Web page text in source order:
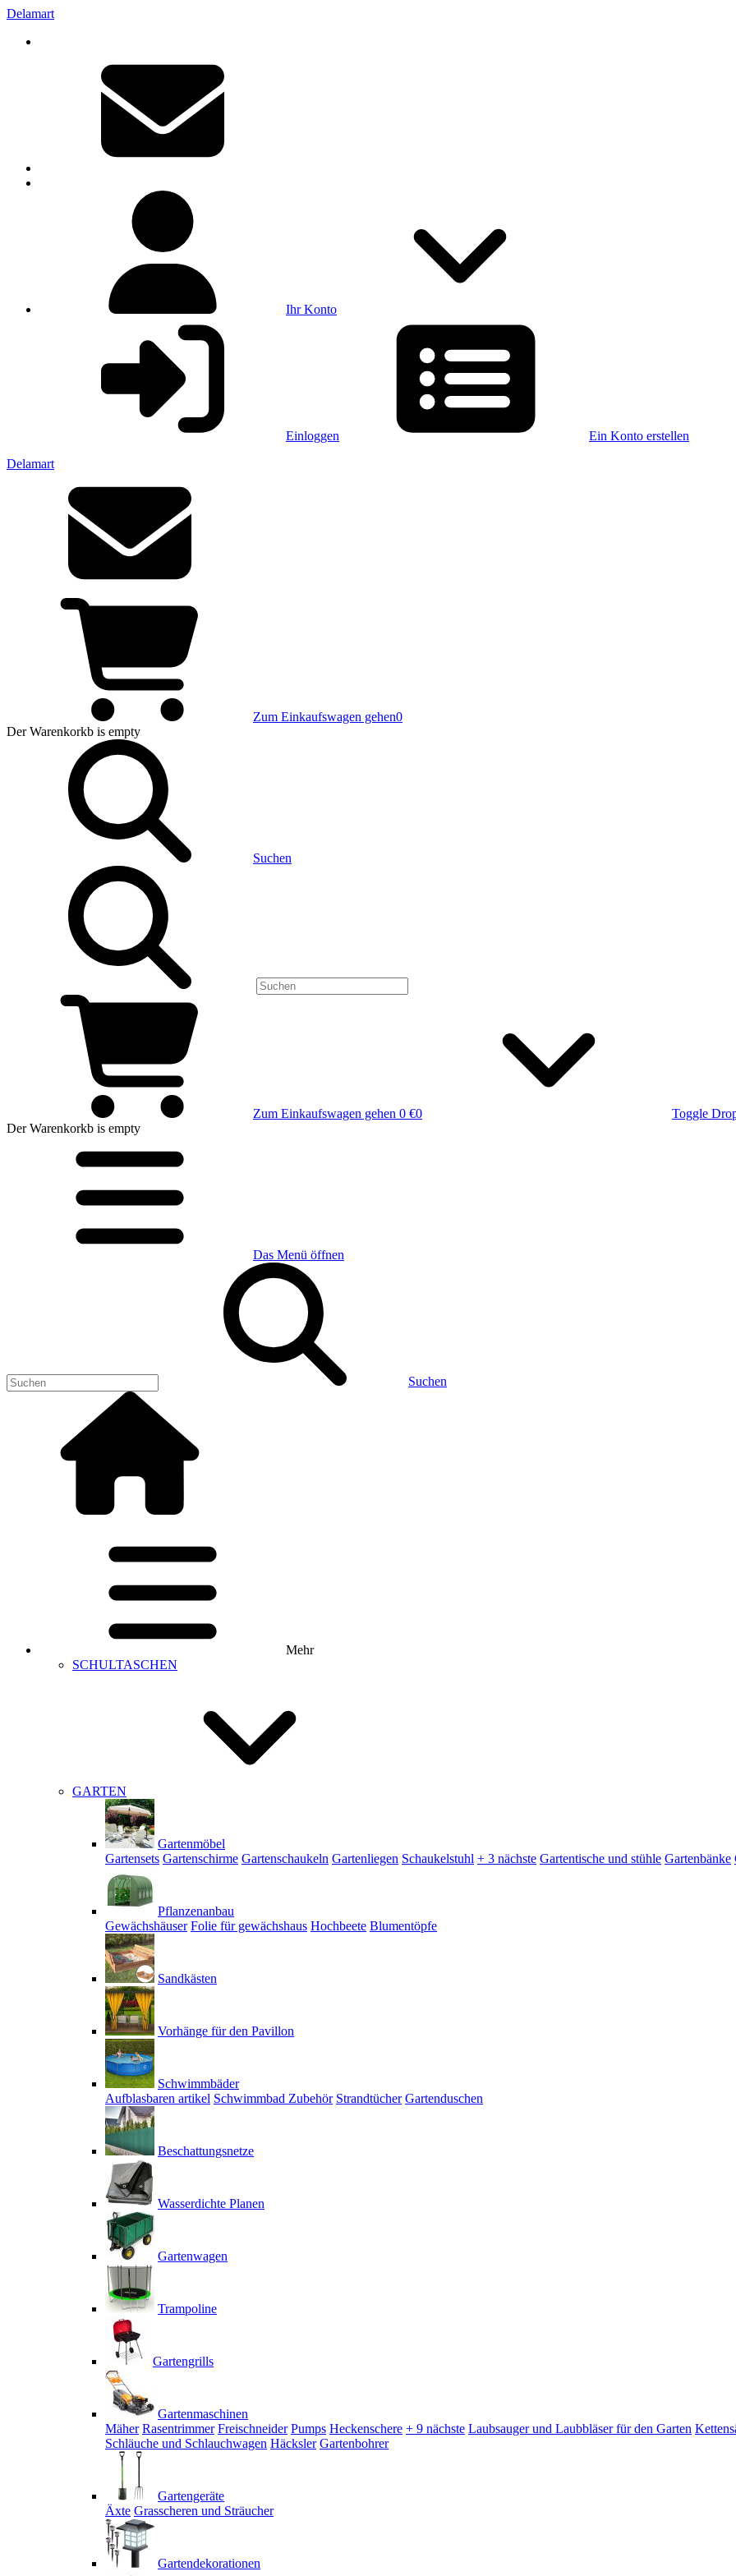
Delamart
Ihr Konto
Einloggen Ein Konto erstellen
Delamart
Zum Einkaufswagen gehen0
Der Warenkorkb is empty
Suchen
Zum Einkaufswagen gehen 0 €0
Toggle
Der Warenkorkb is empty
Das Menü öffnen
Suchen
Mehr
SCHULTASCHEN
GARTEN
Gartenmöbel
Gartensets Gartenschirme Gartenschaukeln Gartenliegen Schaukelstuhl + 3 nächste Gartentische und stühle Gartenbänke
Pflanzenanbau
Gewächshäuser Folie für gewächshaus Hochbeete Blumentöpfe
Sandkästen
Vorhänge für den Pavillon
Schwimmbäder
Aufblasbaren artikel Schwimmbad Zubehör Strandtücher Gartenduschen
Beschattungsnetze
Wasserdichte Planen
Gartenwagen
Trampoline
Gartengrills
Gartenmaschinen
Mäher Rasentrimmer Freischneider Pumps Heckenschere + 9 nächste Laubsauger und Laubbläser für den Garten
Schläuche und Schlauchwagen Häcksler Gartenbohrer
Gartengeräte
Äxte Grasscheren und Sträucher
Gartendekorationen